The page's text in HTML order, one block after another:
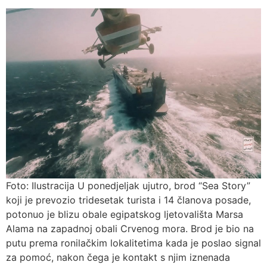
Foto: Ilustracija U ponedjeljak ujutro, brod “Sea Story”
koji je prevozio tridesetak turista i 14 članova posade,
potonuo je blizu obale egipatskog ljetovališta Marsa
Alama na zapadnoj obali Crvenog mora. Brod je bio na
putu prema ronilačkim lokalitetima kada je poslao signal
za pomoć, nakon čega je kontakt s njim iznenada